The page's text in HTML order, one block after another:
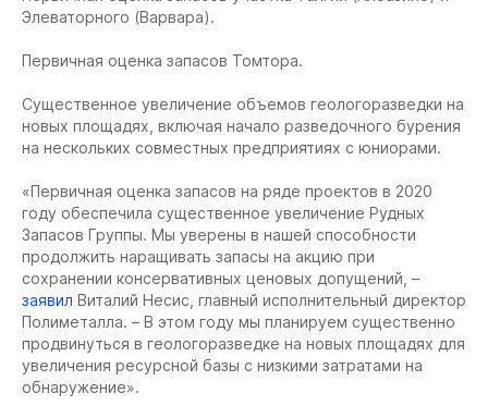
Элеваторного (Варвара).
Первичная оценка запасов Томтора.
Существенное увеличение объемов геологоразведки на
новых площадях, включая начало разведочного бурения
на нескольких совместных предприятиях с юниорами.
«Первичная оценка запасов на ряде проектов в 2020
году обеспечила существенное увеличение Рудных
Запасов Группы. Мы уверены в нашей способности
продолжить наращивать запасы на акцию при
сохранении консервативных ценовых допущений, –
заявил Виталий Несис, главный исполнительный директор
Полиметалла. – В этом году мы планируем существенно
продвинуться в геологоразведке на новых площадях для
увеличения ресурсной базы с низкими затратами на
обнаружение».